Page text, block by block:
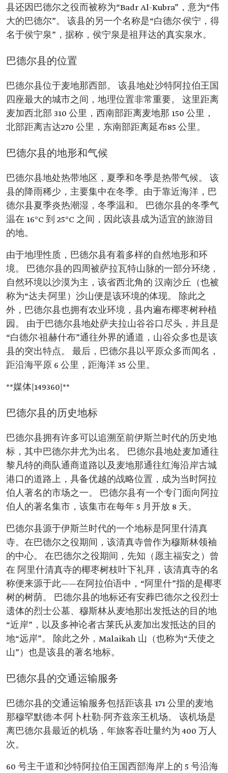
县还因巴德尔之役而被称为“Badr Al-Kubra”，意为“伟
大的巴德尔”。 该县的另一个名称是“白德尔·侯宁，得
名于侯宁泉”，据称，侯宁泉是祖拜达的真实泉水。
巴德尔县的位置
巴德尔县位于麦地那西部。 该县地处沙特阿拉伯王国
四座最大的城市之间，地理位置非常重要。 这里距离
麦加西北部 310 公里，西南部距离麦地那 150 公里，
北部距离吉达270 公里，东南部距离延布85 公里。
巴德尔县的地形和气候
巴德尔县地处热带地区，夏季和冬季是热带气候。 该
县的降雨稀少，主要集中在冬季。由于靠近海洋，巴
德尔县夏季炎热潮湿，冬季温和。 巴德尔县的冬季气
温在 16°C 到 25°C 之间，因此该县成为适宜的旅游目
的地。
由于地理性质，巴德尔县有着多样的自然地形和环
境。 巴德尔县的四周被萨拉瓦特山脉的一部分环绕，
自然环境以沙漠为主，该省西北角的 汉南沙丘（也被
称为“达夫·阿里）沙山便是该环境的体现。 除此之
外，巴德尔县也拥有农业环境，县内遍布椰枣树种植
园。 由于巴德尔县地处萨夫拉山谷谷口尽头，并且是
“白德尔·祖赫什布”通往外界的通道，山谷众多也是该
县的突出特点。 最后，巴德尔县以平原众多而闻名，
距沿海平原 6 公里，距海洋 35 公里。
**媒体[149360]**
巴德尔县的历史地标
巴德尔县拥有许多可以追溯至前伊斯兰时代的历史地
标，其中巴德尔井尤为出名。 巴德尔县地处麦加通往
黎凡特的商队通商道路以及麦地那通往红海沿岸古城
港口的道路上，具备优越的战略位置，成为当时阿拉
伯人著名的市场之一。 巴德尔县有一个专门面向阿拉
伯人的著名集市，该集市在每年 5 月开放 8 天。
巴德尔县源于伊斯兰时代的一个地标是阿里什清真
寺。在巴德尔之役期间，该清真寺曾作为穆斯林领袖
的中心。 在巴德尔之役期间，先知（愿主福安之）曾
在 阿里什清真寺的椰枣树枝叶下礼拜，该清真寺的名
称便来源于此——在阿拉伯语中，“阿里什”指的是椰枣
树的树荫。 巴德尔县的地标还有安葬巴德尔之役烈士
遗体的烈士公墓、穆斯林从麦地那出发抵达的目的地
“近岸”，以及多神论者古莱氏从麦加出发抵达的目的
地“远岸”。 除此之外，Malaikah 山（也称为“天使之
山”）也是该县的著名地标。
巴德尔县的交通运输服务
巴德尔县的交通运输服务包括距该县 171 公里的麦地
那穆罕默德·本·阿卜杜勒-阿齐兹亲王机场。 该机场是
离巴德尔县最近的机场，年旅客吞吐量约为 400 万人
次。
60 号主干道和沙特阿拉伯王国西部海岸上的 5 号沿海